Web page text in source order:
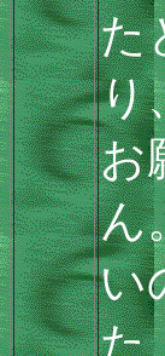
た
り
お
ん
い
た